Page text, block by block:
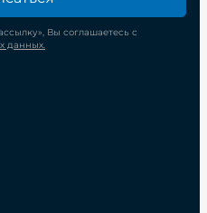
Вы соглашаетесь с
данных.